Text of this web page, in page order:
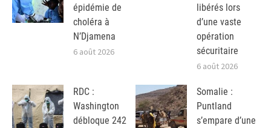
épidémie de
choléra à
N’Djamena
6 août 2026
libérés lors
d’une vaste
opération
sécuritaire
6 août 2026
RDC :
Washington
débloque 242
Somalie :
Puntland
s’empare d’une